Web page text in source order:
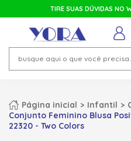
TIRE SUAS DÚVIDAS NO
Página inicial Infantil
Conjunto Feminino Blusa
22320 - Two Colors